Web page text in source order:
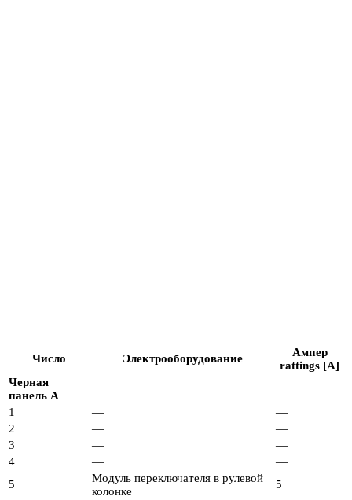
Число Электрооборудование
Ампер
rattings [A]
Черная
панель A
1
—
—
2
—
—
3
—
—
4
—
—
5
Модуль переключателя в рулевой
колонке
5